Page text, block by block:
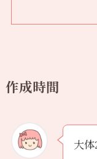
作成時間
大